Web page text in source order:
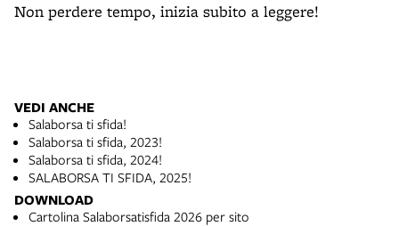
Non perdere tempo, inizia subito a leggere!
VEDI ANCHE
Salaborsa ti sfida!
Salaborsa ti sfida, 2023!
Salaborsa ti sfida, 2024!
SALABORSA TI SFIDA, 2025!
DOWNLOAD
Cartolina Salaborsatisfida 2026 per sito